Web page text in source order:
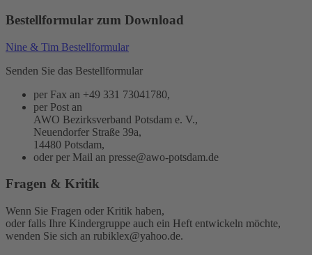
Bestellformular zum Download
Nine & Tim Bestellformular
Senden Sie das Bestellformular
per Fax an +49 331 73041780,
per Post an
AWO Bezirksverband Potsdam e. V.,
Neuendorfer Straße 39a,
14480 Potsdam,
oder per Mail an presse@awo-potsdam.de
Fragen & Kritik
Wenn Sie Fragen oder Kritik haben,
oder falls Ihre Kindergruppe auch ein Heft entwickeln möchte,
wenden Sie sich an rubiklex@yahoo.de.